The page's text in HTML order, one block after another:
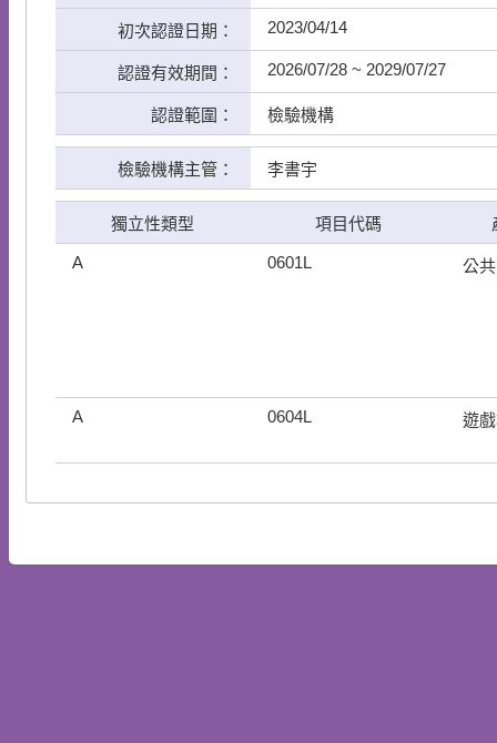
初次認證日期： 2023/04/14
認證有效期間： 2026/07/28 ~ 2029/07/27
認證範圍： 檢驗機構
檢驗機構主管： 李書宇
獨立性類型 項目代碼
A 0601L 公
A 0604L 遊